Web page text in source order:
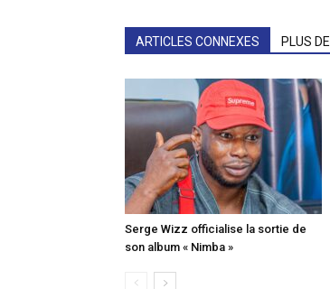
ARTICLES CONNEXES PLUS
Serge Wizz officialise la sortie de
son album « Nimba »